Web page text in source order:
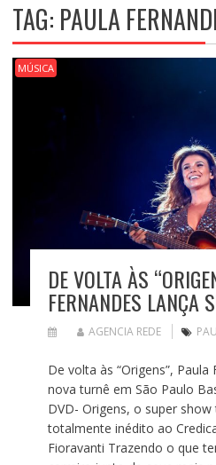
TAG: PAULA
MÚSICA
DE VOLTA ÀS
FERNANDES LANÇA
AGENCIA REDE
De volta às “Origens”, Paula
nova turnê em São Paulo
DVD- Origens, o super
totalmente inédito ao
Fioravanti Trazendo o que